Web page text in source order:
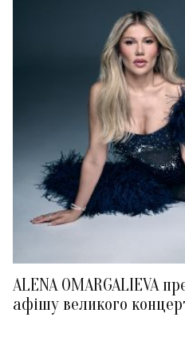
ALENA OMARGALIEVA
афішу великого